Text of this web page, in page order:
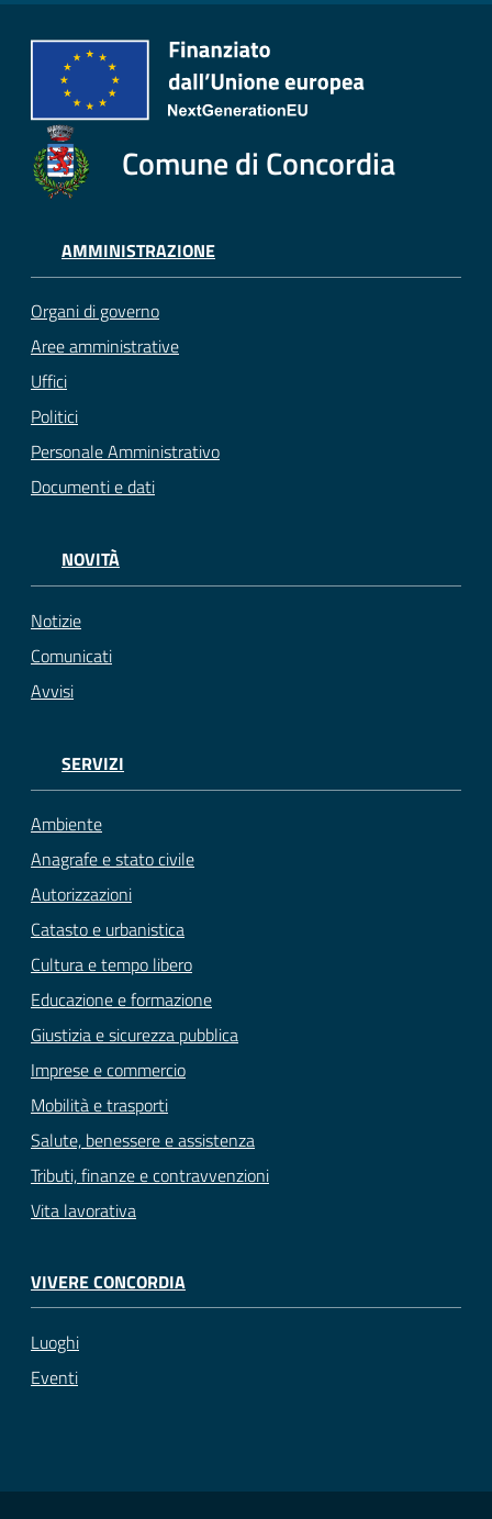
Comune di Concordia
AMMINISTRAZIONE
Organi di governo
Aree amministrative
Uffici
Politici
Personale Amministrativo
Documenti e dati
NOVITÀ
Notizie
Comunicati
Avvisi
SERVIZI
Ambiente
Anagrafe e stato civile
Autorizzazioni
Catasto e urbanistica
Cultura e tempo libero
Educazione e formazione
Giustizia e sicurezza pubblica
Imprese e commercio
Mobilità e trasporti
Salute, benessere e assistenza
Tributi, finanze e contravvenzioni
Vita lavorativa
VIVERE CONCORDIA
Luoghi
Eventi